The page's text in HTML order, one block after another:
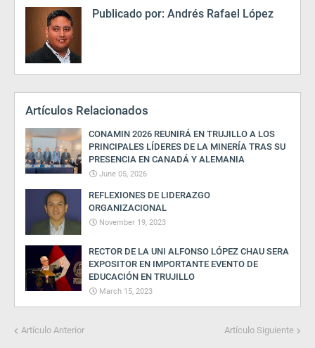
Publicado por: Andrés Rafael López
Artículos Relacionados
CONAMIN 2026 REUNIRÁ EN TRUJILLO A LOS
PRINCIPALES LÍDERES DE LA MINERÍA TRAS SU
PRESENCIA EN CANADÁ Y ALEMANIA
June 05, 2026
REFLEXIONES DE LIDERAZGO
ORGANIZACIONAL
November 19, 2023
RECTOR DE LA UNI ALFONSO LÓPEZ CHAU SERA
EXPOSITOR EN IMPORTANTE EVENTO DE
EDUCACIÓN EN TRUJILLO
March 15, 2023
Artículo Anterior Artículo Siguiente